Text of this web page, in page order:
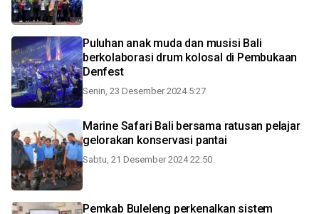
Puluhan anak muda dan musisi Bali
berkolaborasi drum kolosal di Pembukaan
Denfest
Senin, 23 Desember 2024 5:27
Marine Safari Bali bersama ratusan pelajar
gelorakan konservasi pantai
Sabtu, 21 Desember 2024 22:50
Pemkab Buleleng perkenalkan sistem